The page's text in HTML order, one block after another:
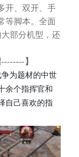
开、双开、手
等脚本。全面
部分机型，还
--------】
争为题材的中世
余个指挥官和
自己喜欢的指